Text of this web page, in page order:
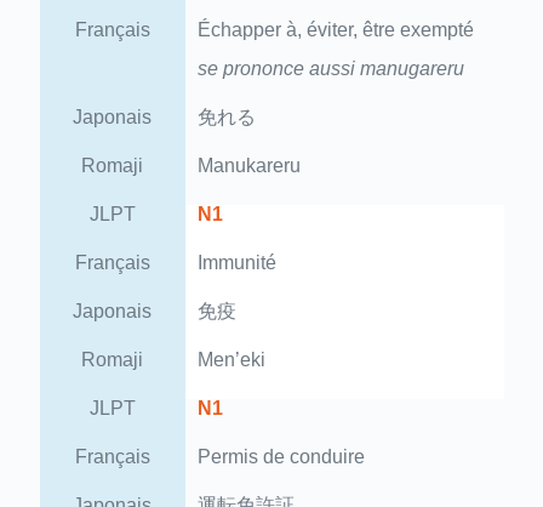
Français
Échapper à, éviter, être exempté
se prononce aussi manugareru
Japonais 免れる
Romaji Manukareru
JLPT N1
Français Immunité
Japonais 免疫
Romaji Men’eki
JLPT N1
Français Permis de conduire